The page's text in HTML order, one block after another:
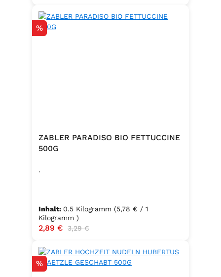
Rabatt
%
ZABLER PARADISO BIO FETTUCCINE
500G
.
Inhalt: 0.5 Kilogramm (5,78 € / 1
Kilogramm )
Verkaufspreis:
2,89 € Regulärer Preis:
3,29 €
Rabatt
%